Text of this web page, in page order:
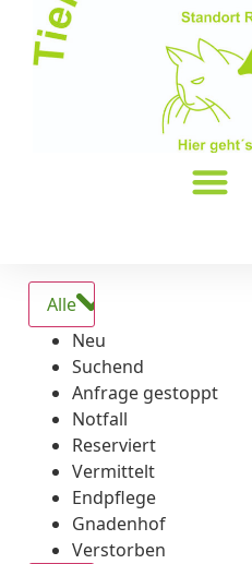
Alle
Neu
Suchend
Anfrage gestoppt
Notfall
Reserviert
Vermittelt
Endpflege
Gnadenhof
Verstorben